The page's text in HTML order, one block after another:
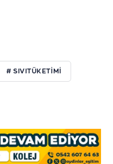
# SIVITÜKETIMI